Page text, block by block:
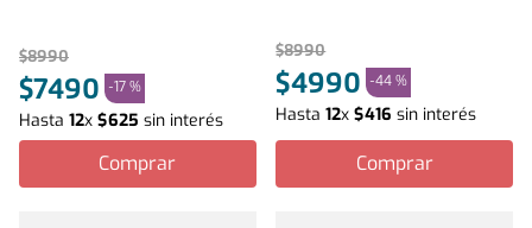
$8990
$7490 - 17 %
Hasta 12x $625 sin interés
Comprar
$8990
$4990 -44 %
Hasta12x$416 sin interés
Comprar